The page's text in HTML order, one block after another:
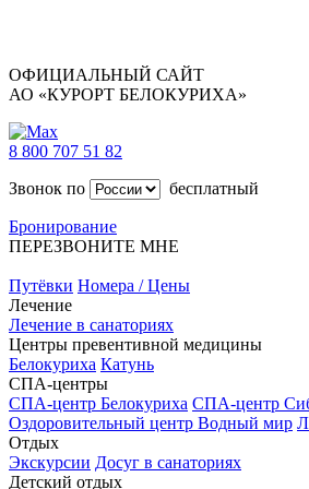
ОФИЦИАЛЬНЫЙ САЙТ
АО «КУРОРТ БЕЛОКУРИХА»
8 800 707 51 82
Звонок по
бесплатный
Бронирование
ПЕРЕЗВОНИТЕ МНЕ
Путёвки Номера / Цены
Лечение
Лечение в санаториях
Центры превентивной медицины
Белокуриха Катунь
СПА-центры
СПА-центр Белокуриха СПА-центр
Оздоровительный центр Водный мир
Отдых
Экскурсии Досуг в санаториях
Детский отдых